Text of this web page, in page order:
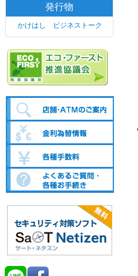
発行物
かけはし ビジネストーク